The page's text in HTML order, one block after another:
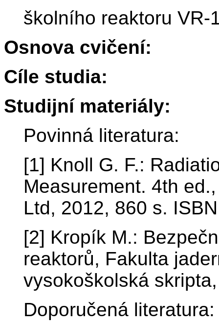
školního reaktoru VR-
Osnova cvičení:
Cíle studia:
Studijní materiály:
Povinná literatura:
[1] Knoll G. F.:
Measurement. 4th
Ltd, 2012, 860 s.
[2] Kropík M.:
reaktorů, Fakulta
vysokoškolská
Doporučená literatura: